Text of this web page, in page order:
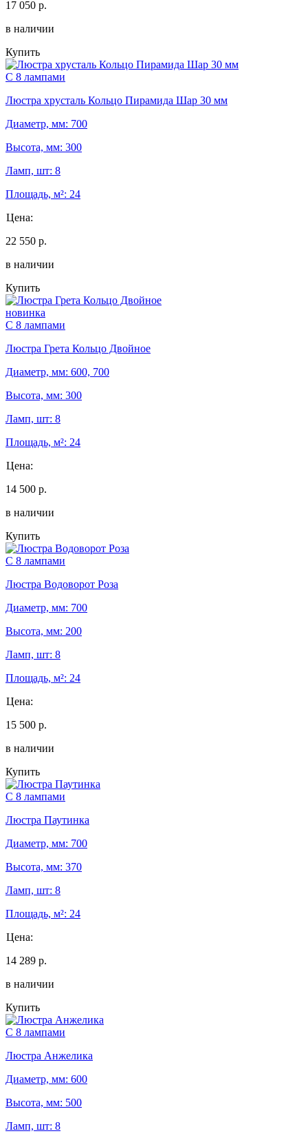
17 050 р.
в наличии
Купить
С 8 лампами
Люстра хрусталь Кольцо Пирамида Шар 30 мм
Диаметр, мм: 700
Высота, мм: 300
Ламп, шт: 8
Площадь, м²: 24
Цена:
22 550 р.
в наличии
Купить
новинка
С 8 лампами
Люстра Грета Кольцо Двойное
Диаметр, мм: 600, 700
Высота, мм: 300
Ламп, шт: 8
Площадь, м²: 24
Цена:
14 500 р.
в наличии
Купить
С 8 лампами
Люстра Водоворот Роза
Диаметр, мм: 700
Высота, мм: 200
Ламп, шт: 8
Площадь, м²: 24
Цена:
15 500 р.
в наличии
Купить
С 8 лампами
Люстра Паутинка
Диаметр, мм: 700
Высота, мм: 370
Ламп, шт: 8
Площадь, м²: 24
Цена:
14 289 р.
в наличии
Купить
С 8 лампами
Люстра Анжелика
Диаметр, мм: 600
Высота, мм: 500
Ламп, шт: 8